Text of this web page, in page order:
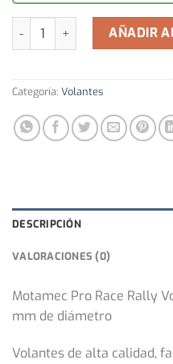
Volante Semi Deep Dish
AÑADIR
Categoría: Volantes
DESCRIPCIÓN
VALORACIONES (0)
Motamec Pro Race Rally
mm de diámetro
Volantes de alta calidad,